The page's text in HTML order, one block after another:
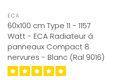
ECA
60x100 cm Type 11 - 1157
Watt - ECA Radiateur à
panneaux Compact 8
nervures - Blanc (Ral 9016)